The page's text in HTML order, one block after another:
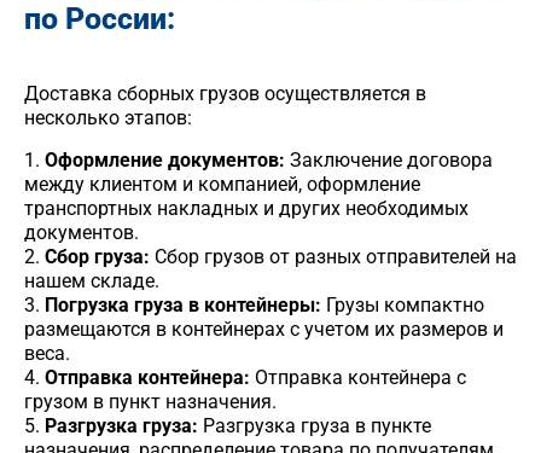
по России:
Доставка сборных грузов осуществляется в
несколько этапов:
1. Оформление документов: Заключение договора
между клиентом и компанией, оформление
транспортных накладных и других необходимых
документов.
2. Сбор груза: Сбор грузов от разных отправителей на
нашем складе.
3. Погрузка груза в контейнеры: Грузы компактно
размещаются в контейнерах с учетом их размеров и
веса.
4. Отправка контейнера: Отправка контейнера с
грузом в пункт назначения.
5. Разгрузка груза: Разгрузка груза в пункте